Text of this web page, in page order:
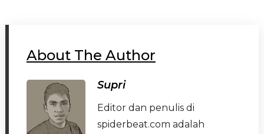
About The Author
Supri
Editor dan penulis di
spiderbeat.com adalah